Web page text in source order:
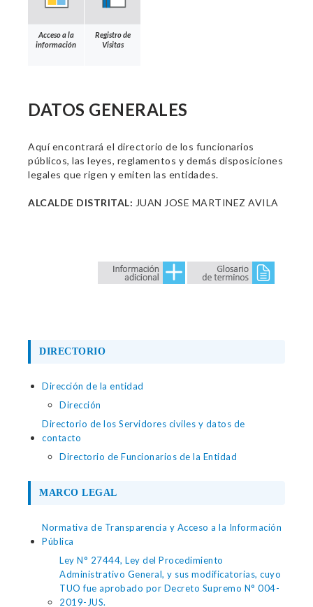
Acceso a la
información
Registro de
Visitas
DATOS GENERALES
Aquí encontrará el directorio de los funcionarios
públicos, las leyes, reglamentos y demás disposiciones
legales que rigen y emiten las entidades.
ALCALDE DISTRITAL: JUAN JOSE MARTINEZ AVILA
DIRECTORIO
Dirección de la entidad
Dirección
Directorio de los Servidores civiles y datos de
contacto
Directorio de Funcionarios de la Entidad
MARCO LEGAL
Normativa de Transparencia y Acceso a la Información
Pública
Ley N° 27444, Ley del Procedimiento
Administrativo General, y sus modificatorias, cuyo
TUO fue aprobado por Decreto Supremo N° 004-
2019-JUS.